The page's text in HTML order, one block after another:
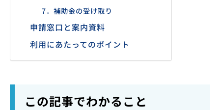
7．補助金の受け取り
申請窓口と案内資料
利用にあたってのポイント
この記事でわかること